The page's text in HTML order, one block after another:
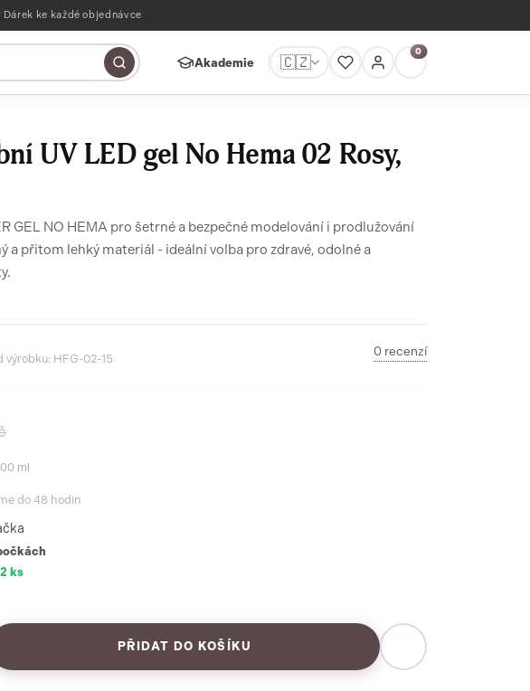
Dárek ke každé objednávce
Akademie 🇨🇿
0
UV LED gel No Hema 02 Rosy,
GEL NO HEMA pro šetrné a bezpečné modelování i prodlužování
a přitom lehký materiál - ideální volba pro zdravé, odolné a
výrobku: HFG-02-15
0 recenzí
ml
do 48 hodin
2 ks
PŘIDAT DO KOŠÍKU